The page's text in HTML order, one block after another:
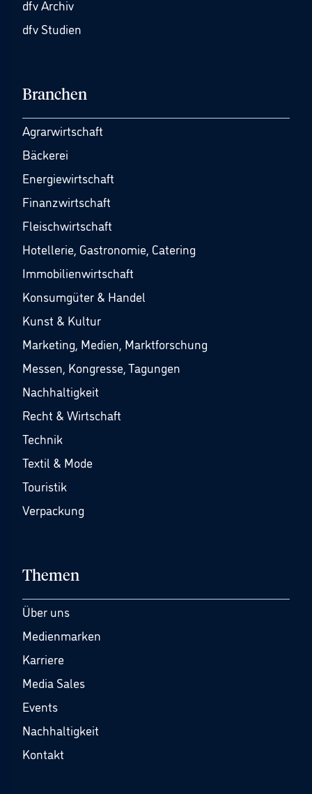
dfv Archiv
dfv Studien
Branchen
Agrarwirtschaft
Bäckerei
Energiewirtschaft
Finanzwirtschaft
Fleischwirtschaft
Hotellerie, Gastronomie, Catering
Immobilienwirtschaft
Konsumgüter & Handel
Kunst & Kultur
Marketing, Medien, Marktforschung
Messen, Kongresse, Tagungen
Nachhaltigkeit
Recht & Wirtschaft
Technik
Textil & Mode
Touristik
Verpackung
Themen
Über uns
Medienmarken
Karriere
Media Sales
Events
Nachhaltigkeit
Kontakt